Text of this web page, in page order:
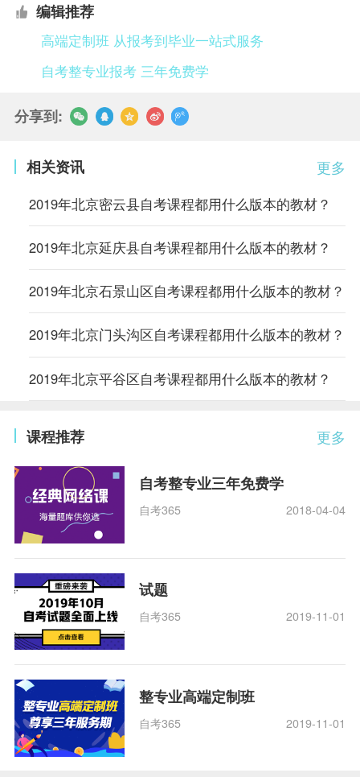
编辑推荐
高端定制班 从报考到毕业一站式服务
自考整专业报考 三年免费学
分享到:
更多
相关资讯
2019年北京密云县自考课程都用什么版本的教材？
2019年北京延庆县自考课程都用什么版本的教材？
2019年北京石景山区自考课程都用什么版本的教材？
2019年北京门头沟区自考课程都用什么版本的教材？
2019年北京平谷区自考课程都用什么版本的教材？
更多
课程推荐
自考整专业三年免费学
自考365 2018-04-04
试题
自考365 2019-11-01
整专业高端定制班
自考365 2019-11-01